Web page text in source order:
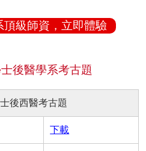
級師資，立即體驗
後醫學系考古題
後西醫考古題
下載